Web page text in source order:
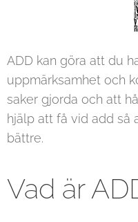
ADD kan göra att du
uppmärksamhet och
saker gjorda och att
hjälp att få vid add så
bättre.
Vad är